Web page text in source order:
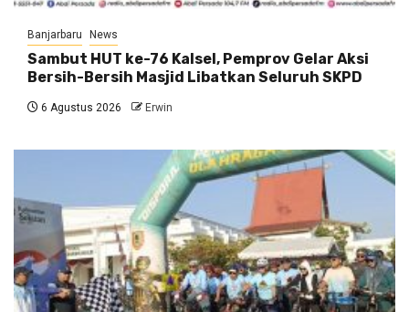
Banjarbaru News
Sambut HUT ke-76 Kalsel, Pemprov Gelar Aksi
Bersih-Bersih Masjid Libatkan Seluruh SKPD
6 Agustus 2026 Erwin